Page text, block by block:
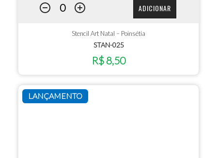
ADICIONAR
Stencil Art Natal – Poinsétia
STAN-025
R$ 8,50
LANÇAMENTO